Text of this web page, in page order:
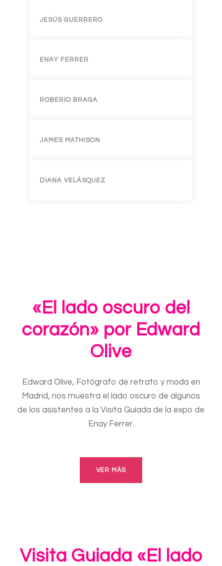
JESÚS GUERRERO
ENAY FERRER
ROBERIO BRAGA
JAMES MATHISON
DIANA VELÁSQUEZ
«El lado oscuro del
corazón» por Edward
Olive
Edward Olive, Fotógrafo de retrato y moda en
Madrid, nos muestra el lado oscuro de algunos
de los asistentes a la Visita Guiada de la expo de
Enay Ferrer.
VER MÁS
Visita Guiada «El lado